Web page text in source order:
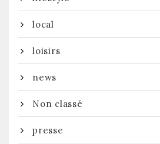
local
loisirs
news
Non classé
presse